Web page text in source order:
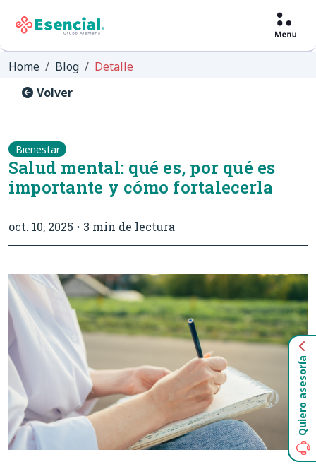
Quiero asesoría
Home Blog
Detalle
Volver
Bienestar
Salud mental: qué es, por qué es
importante y cómo fortalecerla
oct. 10, 2025 3 min de lectura